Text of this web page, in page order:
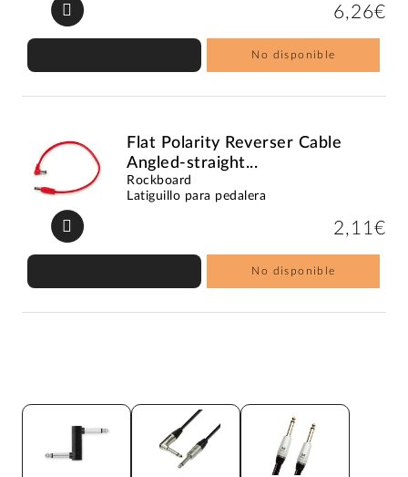
6,26€
No disponible
Flat Polarity Reverser Cable
Angled-straight...
Rockboard
Latiguillo para pedalera
2,11€
No disponible